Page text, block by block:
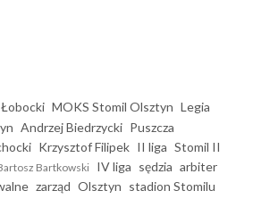
Łobocki MOKS Stomil Olsztyn Legia
Andrzej Biedrzycki Puszcza
Krzysztof Filipek II liga Stomil II
Bartkowski IV liga sędzia arbiter
zarząd Olsztyn stadion Stomilu